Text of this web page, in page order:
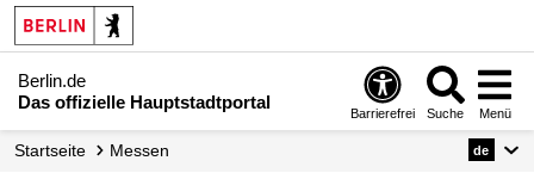
Berlin.de
Das offizielle Hauptstadtportal
Barrierefrei Suche Menü
Startseite Messen de